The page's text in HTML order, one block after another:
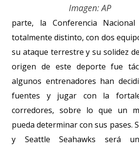
Imagen: AP
parte, la Conferencia
totalmente distinto, con dos
su ataque terrestre y su solidez
origen de este deporte fue
algunos entrenadores han
fuentes y jugar con la
corredores, sobre lo que un
pueda determinar con sus pases.
y Seattle Seahawks será